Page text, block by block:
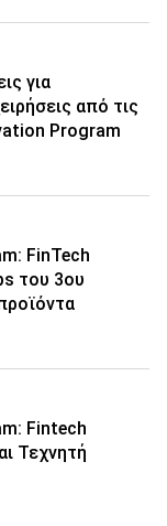
για
από τις
Program
FinTech
του 3ου
Fintech
Τεχνητή